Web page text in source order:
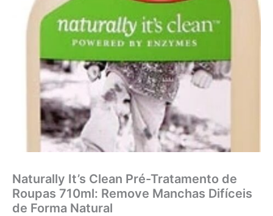
Naturally It’s Clean Pré-Tratamento de
Roupas 710ml: Remove Manchas Difíceis
de Forma Natural